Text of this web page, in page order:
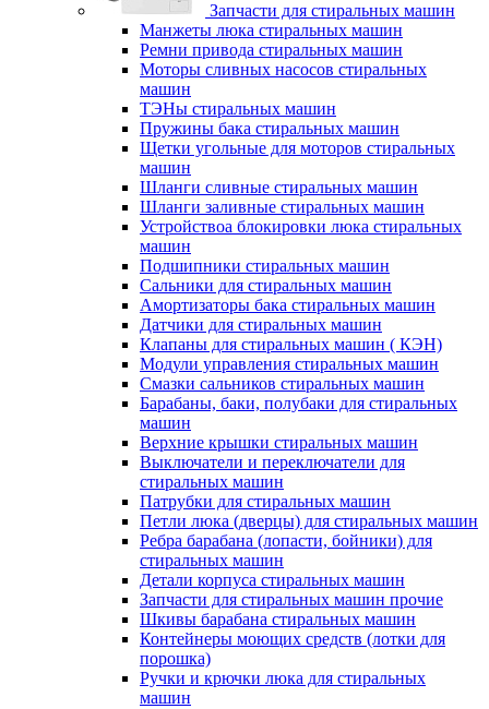
Запчасти для стиральных машин
Манжеты люка стиральных машин
Ремни привода стиральных машин
Моторы сливных насосов стиральных
машин
ТЭНы стиральных машин
Пружины бака стиральных машин
Щетки угольные для моторов стиральных
машин
Шланги сливные стиральных машин
Шланги заливные стиральных машин
Устройствоа блокировки люка стиральных
машин
Подшипники стиральных машин
Сальники для стиральных машин
Амортизаторы бака стиральных машин
Датчики для стиральных машин
Клапаны для стиральных машин ( КЭН)
Модули управления стиральных машин
Смазки сальников стиральных машин
Барабаны, баки, полубаки для стиральных
машин
Верхние крышки стиральных машин
Выключатели и переключатели для
стиральных машин
Патрубки для стиральных машин
Петли люка (дверцы) для стиральных машин
Ребра барабана (лопасти, бойники) для
стиральных машин
Детали корпуса стиральных машин
Запчасти для стиральных машин прочие
Шкивы барабана стиральных машин
Контейнеры моющих средств (лотки для
порошка)
Ручки и крючки люка для стиральных
машин